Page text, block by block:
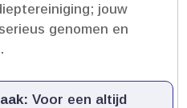
jouw
genomen en
Voor een altijd